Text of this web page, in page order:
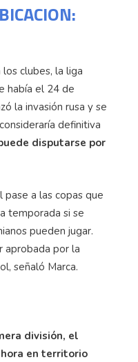
clubes, la liga
había el 24 de
la invasión rusa y se
definitiva
disputarse por
pase a las copas que
temporada si se
pueden jugar.
aprobada por la
señaló Marca.
división, el
en territorio